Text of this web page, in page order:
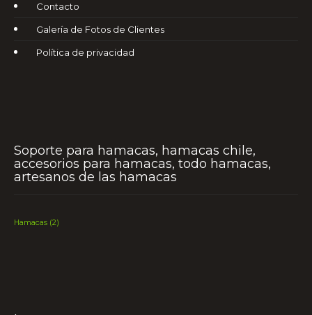
Contacto
Galería de Fotos de Clientes
Política de privacidad
Soporte para hamacas, hamacas chile,
accesorios para hamacas, todo hamacas,
artesanos de las hamacas
Hamacas (2)